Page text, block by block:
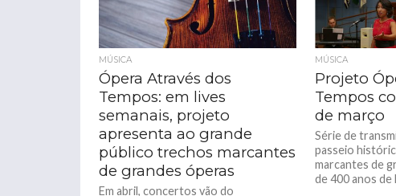
MÚSICA
Ópera Através dos
Tempos: em lives
semanais, projeto
apresenta ao grande
público trechos marcantes
de grandes óperas
Em abril, concertos vão do
MÚSICA
Projeto
Tempos
de março
Série de
passeio
marcantes de
de 400 anos de